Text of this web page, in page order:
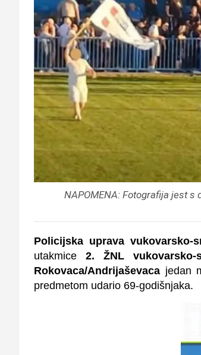
NAPOMENA: Fotografija jest s
Policijska uprava vukovarsko-
utakmice2. ŽNL vukovarsko-
Rokovaca/Andrijaševaca jedan
predmetom udario 69-godišnjaka.